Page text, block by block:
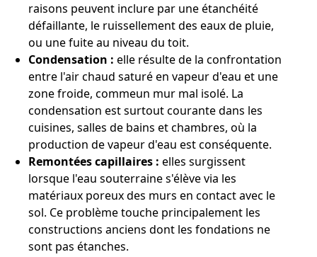
raisons peuvent inclure par une étanchéité
défaillante, le ruissellement des eaux de pluie,
ou une fuite au niveau du toit.
Condensation : elle résulte de la confrontation
entre l'air chaud saturé en vapeur d'eau et une
zone froide, commeun mur mal isolé. La
condensation est surtout courante dans les
cuisines, salles de bains et chambres, où la
production de vapeur d'eau est conséquente.
Remontées capillaires : elles surgissent
lorsque l'eau souterraine s'élève via les
matériaux poreux des murs en contact avec le
sol. Ce problème touche principalement les
constructions anciens dont les fondations ne
sont pas étanches.